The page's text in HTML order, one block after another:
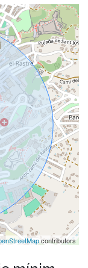
contributors